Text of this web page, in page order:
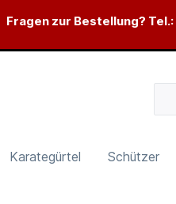
Fragen zur Bestellung? Tel.:
Karategürtel Schützer